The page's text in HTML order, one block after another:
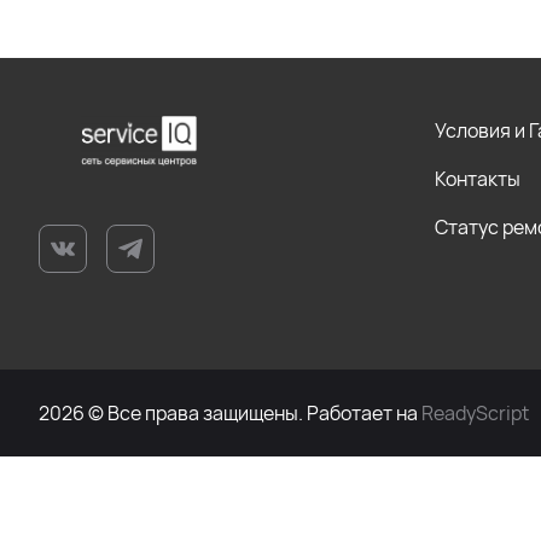
Условия и
Контакты
Статус
2026 © Все права защищены. Работает на ReadyScript